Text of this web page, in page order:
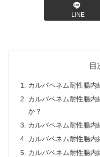
LINE
目
カルバペネム耐性腸内
カルバペネム耐性腸内
か？
カルバペネム耐性腸
カルバペネム耐性腸
カルバペネム耐性腸